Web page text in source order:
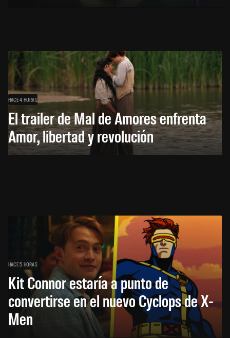
HACE 4 HORAS
El trailer de Mal de Amores enfrenta
Amor, libertad y revolución
HACE 5 HORAS
Kit Connor estaría a punto de
convertirse en el nuevo Cyclops de X-
Men